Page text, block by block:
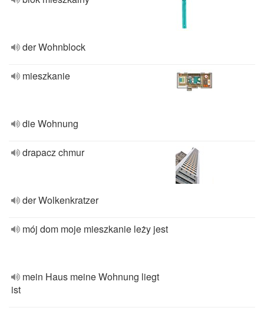
der Wohnblock
mieszkanie
die Wohnung
drapacz chmur
der Wolkenkratzer
mój dom moje mieszkanie leży jest
mein Haus meine Wohnung liegt
ist